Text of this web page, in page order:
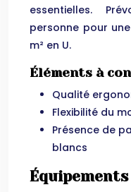
essentielles.
personne pour
m² en U.
Éléments à
Qualité
Flexibilité du
Présence de
blancs